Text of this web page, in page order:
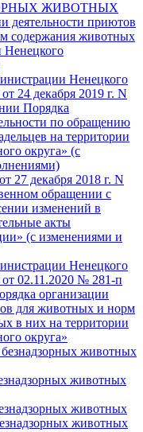
ЖИВОТНЫХ
деятельности приютов
содержания животных
Ненецкого
Ненецкого
24 декабря 2019 г. N
Порядка
по обращению
на территории
округа» (с
27 декабря 2018 г. N
обращении с
изменений в
акты
(с изменениями и
Ненецкого
от 02.11.2020 № 281-п
организации
для животных и норм
в них на территории
округа»
животных
животных
животных
животных